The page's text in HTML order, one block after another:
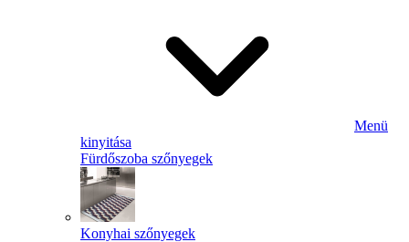
Menü
kinyitása
Fürdőszoba szőnyegek
Konyhai szőnyegek